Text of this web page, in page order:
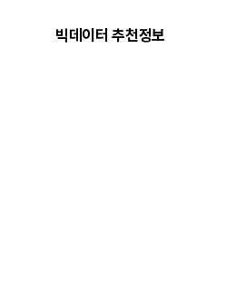
빅데이터 추천정보